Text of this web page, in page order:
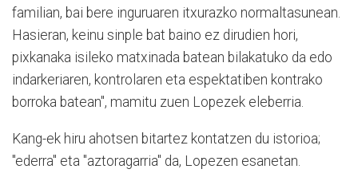
familian, bai bere inguruaren itxurazko normaltasunean.
Hasieran, keinu sinple bat baino ez dirudien hori,
pixkanaka isileko matxinada batean bilakatuko da edo
indarkeriaren, kontrolaren eta espektatiben kontrako
borroka batean", mamitu zuen Lopezek eleberria.
Kang-ek hiru ahotsen bitartez kontatzen du istorioa;
"ederra" eta "aztoragarria" da, Lopezen esanetan.